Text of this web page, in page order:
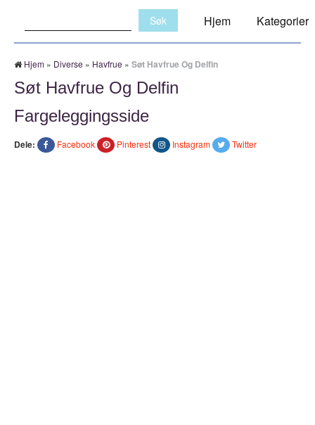
Hjem Kategorier
Hjem » Diverse » Havfrue » Søt Havfrue Og Delfin
Søt Havfrue Og Delfin
Fargeleggingsside
Dele: Facebook Pinterest Instagram Twitter